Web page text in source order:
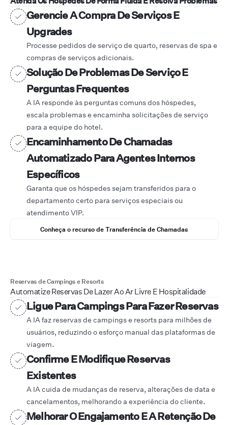
Gerencie A Compra De Serviços E
Upgrades
Processe pedidos de serviço de quarto, reservas de spa e
compras de serviços adicionais.
Solução De Problemas De Serviço E
Perguntas Frequentes
A IA responde às perguntas comuns dos hóspedes,
escala problemas e encaminha solicitações de serviço
para a equipe do hotel.
Encaminhamento De Chamadas
Automatizado Para Agentes Internos
Específicos
Garanta que os hóspedes sejam transferidos para o
departamento certo para serviços especiais ou
atendimento VIP.
Conheça o recurso de Transferência de Chamadas
Reservas de Campings e Resorts
Automatize Reservas De Lazer Ao Ar Livre E Hospitalidade
Ligue Para Campings Para Fazer Reservas
A IA faz reservas de campings e resorts para milhões de
usuários, reduzindo o esforço manual das plataformas de
viagem.
Confirme E Modifique Reservas
Existentes
A IA cuida de mudanças de reserva, alterações de data e
cancelamentos, melhorando a experiência do cliente.
Melhorar O Engajamento E A Retenção De